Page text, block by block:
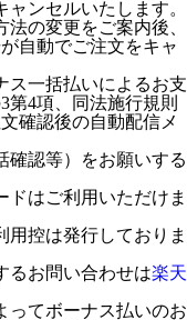
ンセルいたします。
の変更をご案内後、
自動でご注文をキャ
ス一括払いによるお支
第4項、同法施行規則
確認後の自動配信メ
認等）をお願いする
はご利用いただけま
控は発行しておりま
るお問い合わせは楽天
ってボーナス払いのお